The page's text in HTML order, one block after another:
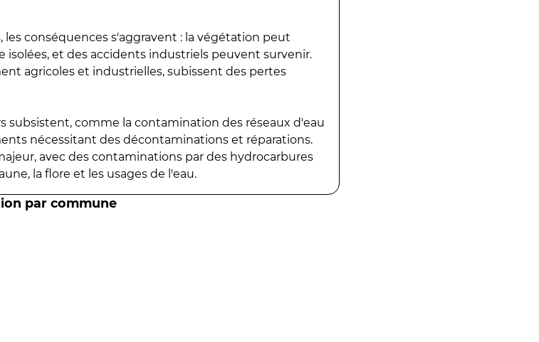
conséquences s'aggravent : la végétation peut
et des accidents industriels peuvent survenir.
agricoles et industrielles, subissent des pertes
subsistent, comme la contamination des réseaux d'eau
nécessitant des décontaminations et réparations.
avec des contaminations par des hydrocarbures
la flore et les usages de l'eau.
par commune